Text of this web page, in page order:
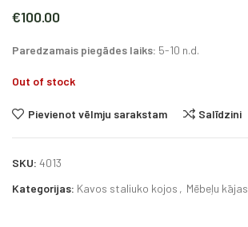
€100.00
Paredzamais piegādes laiks: 5-10 n.d.
Out of stock
Pievienot vēlmju sarakstam Salīdzini
SKU: 4013
Kategorijas: Kavos staliuko kojos , Mēbeļu kājas